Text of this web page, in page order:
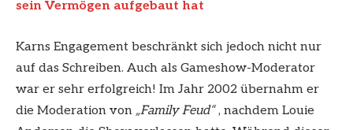
sein Vermögen aufgebaut hat
Karns Engagement beschränkt sich jedoch nicht nur
auf das Schreiben. Auch als Gameshow-Moderator
war er sehr erfolgreich! Im Jahr 2002 übernahm er
die Moderation von „Family Feud“, nachdem Louie